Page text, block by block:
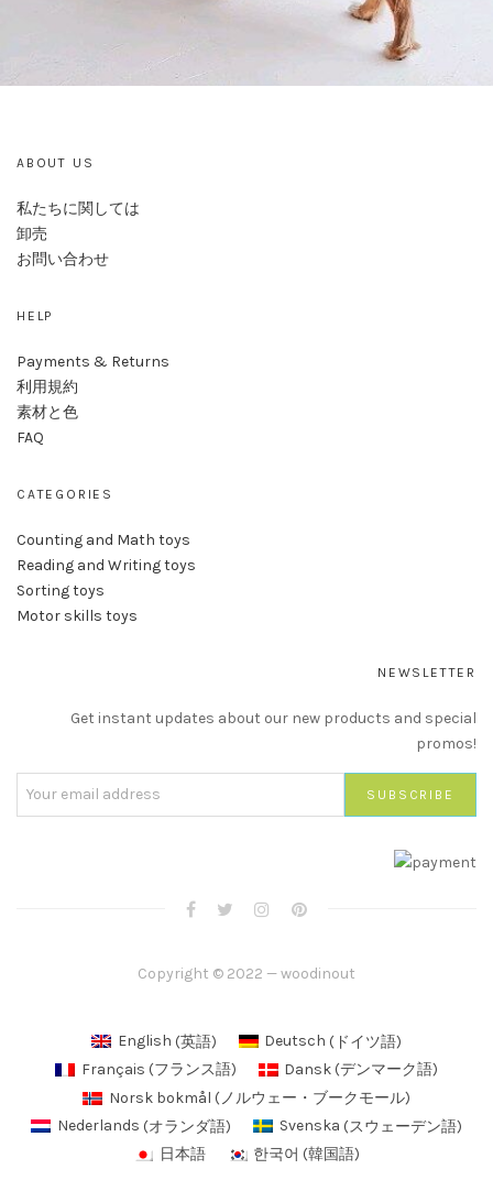
ABOUT US
私たちに関しては
卸売
お問い合わせ
HELP
Payments & Returns
利用規約
素材と色
FAQ
CATEGORIES
Counting and Math toys
Reading and Writing toys
Sorting toys
Motor skills toys
NEWSLETTER
Get instant updates about our new products and special
promos!
Copyright © 2022 — woodinout
English (英語) Deutsch ( ドイツ語)
Français (フランス語) Dansk (デンマーク語)
Norsk bokmål (ノルウェー・ブークモール)
Nederlands (オランダ語) Svenska (スウェーデン語)
日本語
한국어 (韓国語)